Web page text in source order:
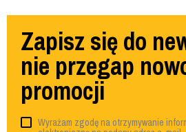
Zapisz się do
nie przegap
promocji
Wyrażam zgodę na otrzymywanie